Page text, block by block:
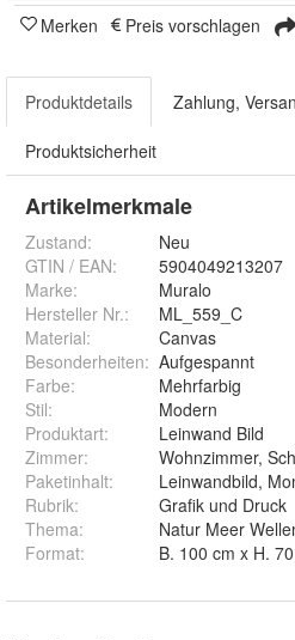
Merken Preis vorschlagen
Produktdetails Zahlung,
Produktsicherheit
Artikelmerkmale
Zustand:
Neu
GTIN / EAN:
5904049213207
Marke:
Muralo
Hersteller Nr.:
ML_559_C
Material:
Canvas
Besonderheiten: Aufgespannt
Farbe:
Mehrfarbig
Stil:
Modern
Produktart:
Leinwand Bild
Zimmer:
Wohnzimmer,
Paketinhalt:
Leinwandbild,
Rubrik:
Grafik und Druck
Thema:
Natur Meer
Format: B. 100 cm x H.